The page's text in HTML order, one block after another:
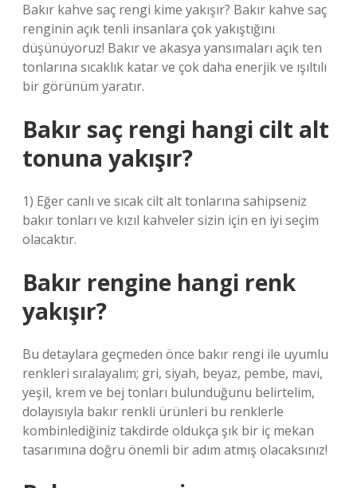
Bakır kahve saç rengi kime yakışır? Bakır kahve saç
renginin açık tenli insanlara çok yakıştığını
düşünüyoruz! Bakır ve akasya yansımaları açık ten
tonlarına sıcaklık katar ve çok daha enerjik ve ışıltılı
bir görünüm yaratır.
Bakır saç rengi hangi cilt alt
tonuna yakışır?
1) Eğer canlı ve sıcak cilt alt tonlarına sahipseniz
bakır tonları ve kızıl kahveler sizin için en iyi seçim
olacaktır.
Bakır rengine hangi renk
yakışır?
Bu detaylara geçmeden önce bakır rengi ile uyumlu
renkleri sıralayalım; gri, siyah, beyaz, pembe, mavi,
yeşil, krem ​​ve bej tonları bulunduğunu belirtelim,
dolayısıyla bakır renkli ürünleri bu renklerle
kombinlediğiniz takdirde oldukça şık bir iç mekan
tasarımına doğru önemli bir adım atmış olacaksınız!